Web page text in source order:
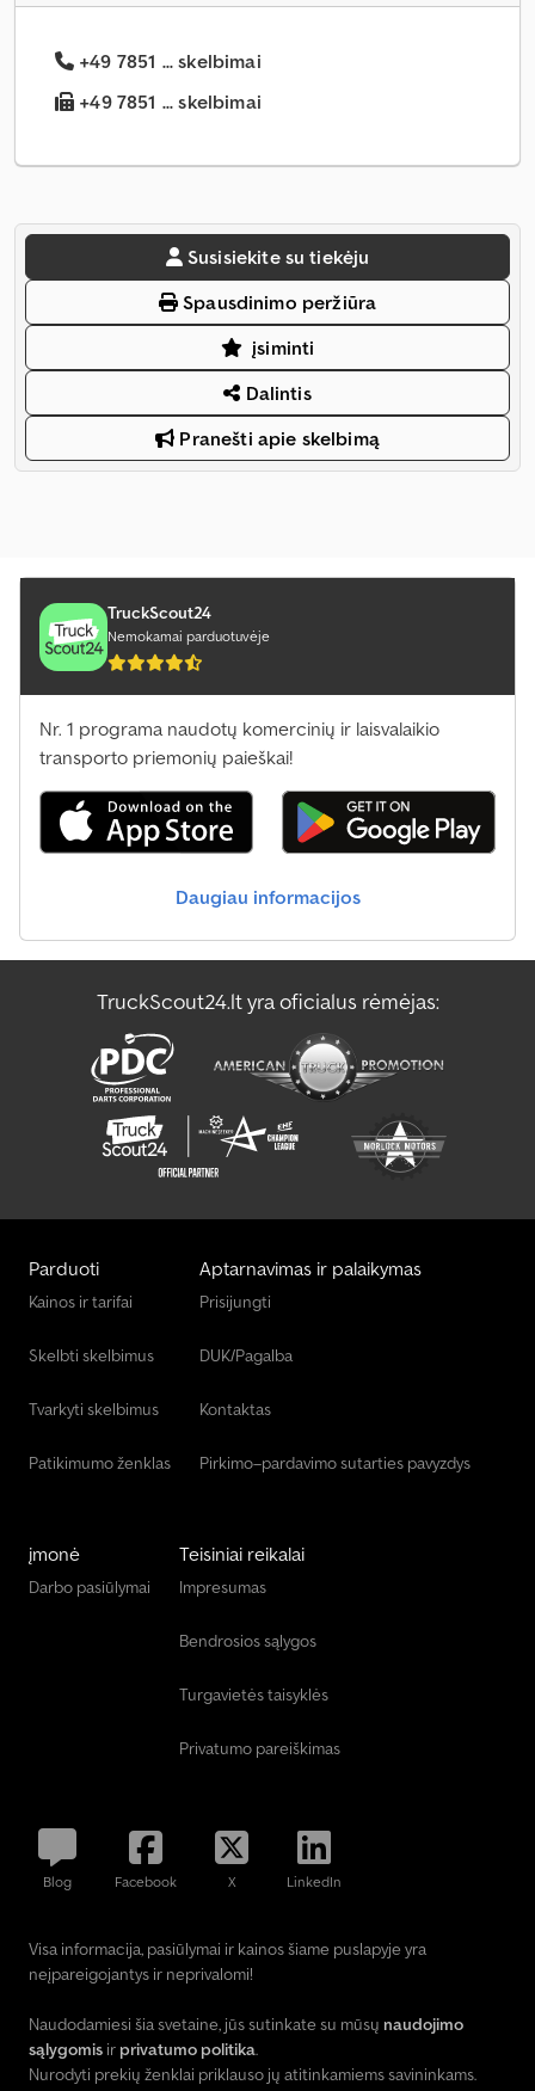
+49 7851 ... skelbimai
+49 7851 ... skelbimai
Susisiekite su tiekėju
Spausdinimo peržiūra
įsiminti
Dalintis
Pranešti apie skelbimą
TruckScout24
Nemokamai parduotuvėje
Nr. 1 programa naudotų komercinių ir laisvalaikio
transporto priemonių paieškai!
Daugiau informacijos
TruckScout24.lt yra oficialus rėmėjas:
Parduoti
Kainos ir tarifai
Skelbti skelbimus
Tvarkyti skelbimus
Patikimumo ženklas
Aptarnavimas ir palaikymas
Prisijungti
DUK/Pagalba
Kontaktas
Pirkimo–pardavimo sutarties pavyzdys
įmonė
Darbo pasiūlymai
Teisiniai reikalai
Impresumas
Bendrosios sąlygos
Turgavietės taisyklės
Privatumo pareiškimas
Blog Facebook X LinkedIn
Visa informacija, pasiūlymai ir kainos šiame puslapyje yra
neįpareigojantys ir neprivalomi!
Naudodamiesi šia svetaine, jūs sutinkate su mūsų naudojimo
sąlygomis ir privatumo politika.
Nurodyti prekių ženklai priklauso jų atitinkamiems savininkams.